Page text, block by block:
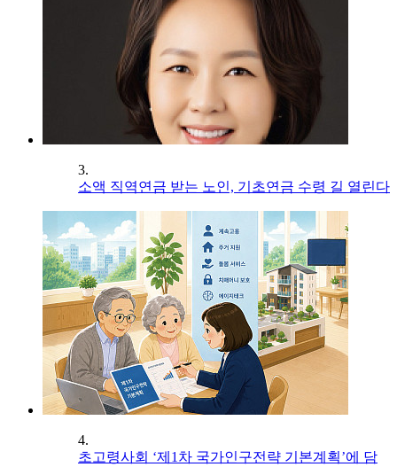
3.
소액 직역연금 받는 노인, 기초연금 수령 길 열린다
4.
초고령사회 ‘제1차 국가인구전략 기본계획’에 담